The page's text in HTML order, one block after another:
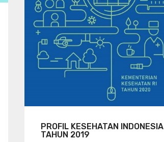
PROFIL KESEHATAN INDONESIA
TAHUN 2019